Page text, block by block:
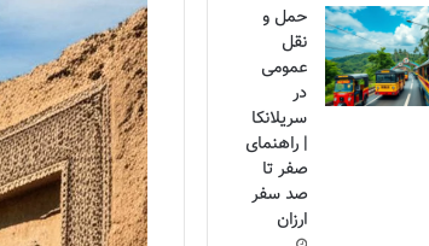
حمل و
نقل
عمومی
در
سریلانکا
| راهنمای
صفر تا
صد سفر
ارزان